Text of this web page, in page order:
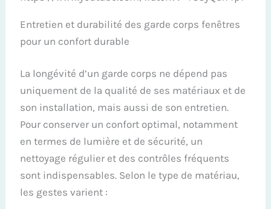
Entretien et durabilité des garde corps fenêtres
pour un confort durable
La longévité d’un garde corps ne dépend pas
uniquement de la qualité de ses matériaux et de
son installation, mais aussi de son entretien.
Pour conserver un confort optimal, notamment
en termes de lumière et de sécurité, un
nettoyage régulier et des contrôles fréquents
sont indispensables. Selon le type de matériau,
les gestes varient :